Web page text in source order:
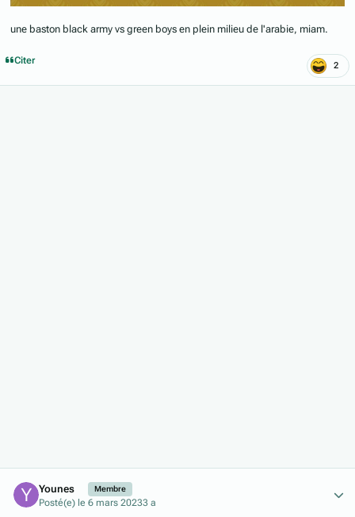
une baston black army vs green boys en plein milieu de l'arabie, miam.
Citer 2
Younes Membre
Posté(e) le 6 mars 20233 a